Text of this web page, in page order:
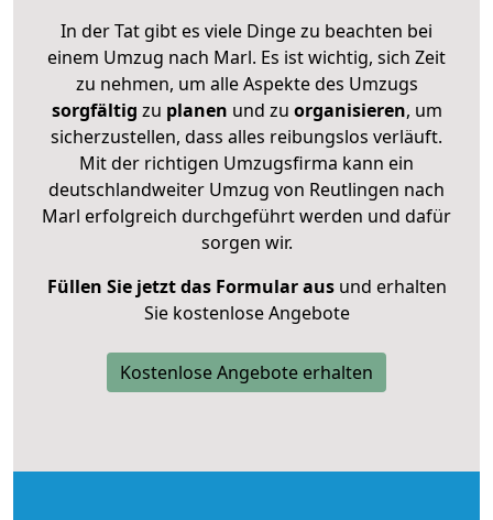
In der Tat gibt es viele Dinge zu beachten bei
einem Umzug nach Marl. Es ist wichtig, sich Zeit
zu nehmen, um alle Aspekte des Umzugs
sorgfältig zu planen und zu organisieren, um
sicherzustellen, dass alles reibungslos verläuft.
Mit der richtigen Umzugsfirma kann ein
deutschlandweiter Umzug von Reutlingen nach
Marl erfolgreich durchgeführt werden und dafür
sorgen wir.
Füllen Sie jetzt das Formular ausund erhalten
Sie kostenlose Angebote
Kostenlose Angebote erhalten